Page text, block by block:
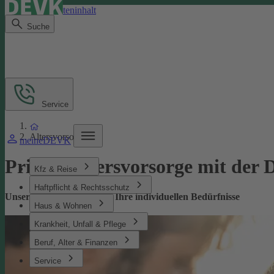
Direkt zum Seiteninhalt
Suche
meineDEVK
Kfz & Reise
Haftpflicht & Rechtsschutz
Haus & Wohnen
Krankheit, Unfall & Pflege
Beruf, Alter & Finanzen
Service
Service
Altersvorsorge
Private­ Altersvorsorge mit der
Unsere Altersvorsorge für Ihre individuellen Bedürfnisse